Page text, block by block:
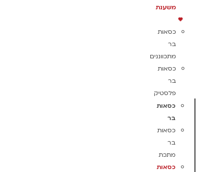
משענת
כסאות
בר
מתכווננים
כסאות
בר
פלסטיק
כסאות
בר
כסאות
בר
מתכת
כסאות